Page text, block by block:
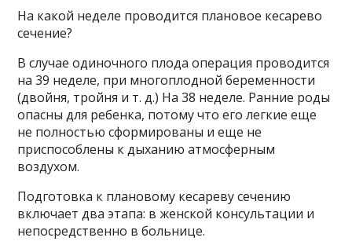
На какой неделе проводится плановое кесарево
сечение?
В случае одиночного плода операция проводится
на 39 неделе, при многоплодной беременности
(двойня, тройня и т. д.) На 38 неделе. Ранние роды
опасны для ребенка, потому что его легкие еще
не полностью сформированы и еще не
приспособлены к дыханию атмосферным
воздухом.
Подготовка к плановому кесареву сечению
включает два этапа: в женской консультации и
непосредственно в больнице.